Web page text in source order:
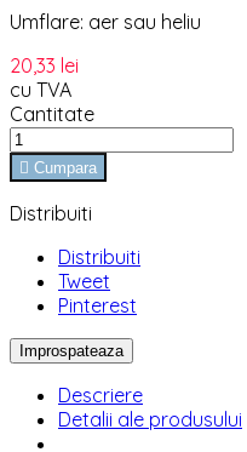
Umflare: aer sau heliu
20,33 lei
cu TVA
Cantitate
 Cumpara
Distribuiti
Distribuiti
Tweet
Pinterest
Descriere
Detalii ale produsului